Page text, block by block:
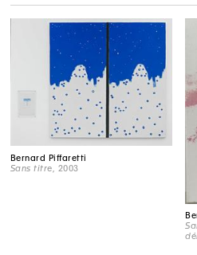
Bernard Piffaretti
Sans titre , 2003